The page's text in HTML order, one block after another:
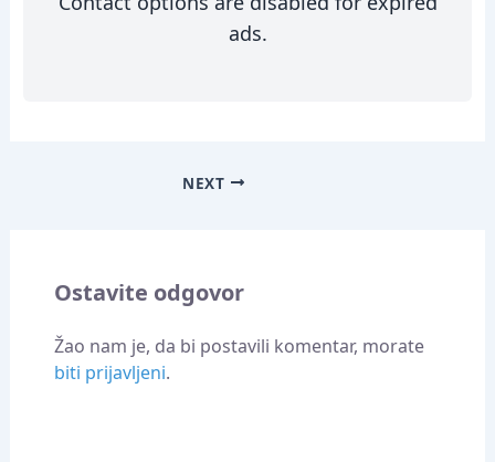
ads.
NEXT
Ostavite odgovor
Žao nam je, da bi postavili komentar, morate
biti prijavljeni.